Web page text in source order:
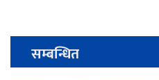
सम्बन्धित